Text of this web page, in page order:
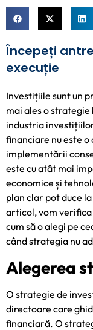
Începeți
execuție
Investițiile sunt un
mai ales o
industria
financiare nu este
implementării
este cu atât mai
economice și
plan clar pot duce
articol, vom
cum să o alegi pe
când strategia nu
Alegerea
O strategie de
directoare care
financiară. O